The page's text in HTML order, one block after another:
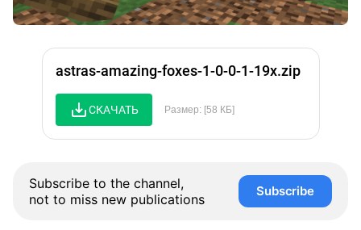
astras-amazing-foxes-1-0-0-1-19x.zip
СКАЧАТЬ Размер: [58 КБ]
Subscribe to the channel,
not to miss new publications
Subscribe